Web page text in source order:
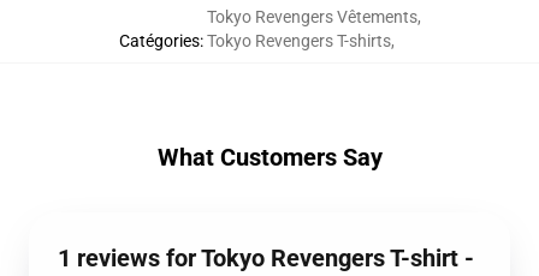
Catégories:
Tokyo Revengers Vêtements,
Tokyo Revengers T-shirts,
What Customers Say
1 reviews for Tokyo Revengers T-shirt -